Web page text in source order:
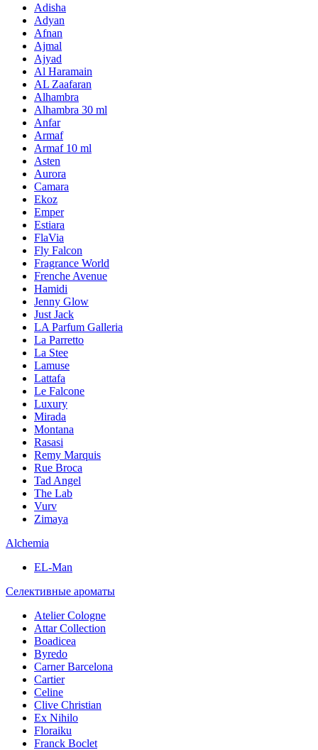
Adisha
Adyan
Afnan
Ajmal
Ajyad
Al Haramain
AL Zaafaran
Alhambra
Alhambra 30 ml
Anfar
Armaf
Armaf 10 ml
Asten
Aurora
Camara
Ekoz
Emper
Estiara
FlaVia
Fly Falcon
Fragrance World
Frenche Avenue
Hamidi
Jenny Glow
Just Jack
LA Parfum Galleria
La Parretto
La Stee
Lamuse
Lattafa
Le Falcone
Luxury
Mirada
Montana
Rasasi
Remy Marquis
Rue Broca
Tad Angel
The Lab
Vurv
Zimaya
Alchemia
EL-Man
Селективные ароматы
Atelier Cologne
Attar Collection
Boadicea
Byredo
Carner Barcelona
Cartier
Celine
Clive Christian
Ex Nihilo
Floraiku
Franck Boclet